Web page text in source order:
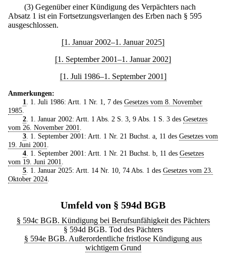
(3) Gegenüber einer Kündigung des Verpächters nach
Absatz 1 ist ein Fortsetzungsverlangen des Erben nach § 595
ausgeschlossen.
[1. Januar 2002–1. Januar 2025]
[1. September 2001–1. Januar 2002]
[1. Juli 1986–1. September 2001]
Anmerkungen:
1
. 1. Juli 1986: Artt. 1 Nr. 1, 7 des Gesetzes vom 8. November
1985
2. 1. Januar 2002: Artt. 1 Abs. 2 S. 3, 9 Abs. 1 S. 3 des Gesetzes
vom 26. November 2001
3. 1. September 2001: Artt. 1 Nr. 21 Buchst. a, 11 des Gesetzes vom
19. Juni 2001
4. 1. September 2001: Artt. 1 Nr. 21 Buchst. b, 11 des Gesetzes
vom 19. Juni 2001
5. 1. Januar 2025: Artt. 14 Nr. 10, 74 Abs. 1 des Gesetzes vom 23.
Oktober 2024
Umfeld von § 594d BGB
§ 594c BGB. Kündigung bei Berufsunfähigkeit des Pächters
§ 594d BGB. Tod des Pächters
§ 594e BGB. Außerordentliche fristlose Kündigung aus
wichtigem Grund